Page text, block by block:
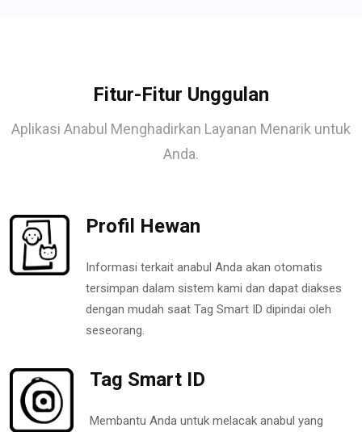
Fitur-Fitur Unggulan
Aplikasi Anabul Menghadirkan Layanan Menarik untuk
Anda.
Profil Hewan
Informasi terkait anabul Anda akan otomatis
tersimpan dalam sistem kami dan dapat diakses
dengan mudah saat Tag Smart ID dipindai oleh
seseorang.
Tag Smart ID
Membantu Anda untuk melacak anabul yang